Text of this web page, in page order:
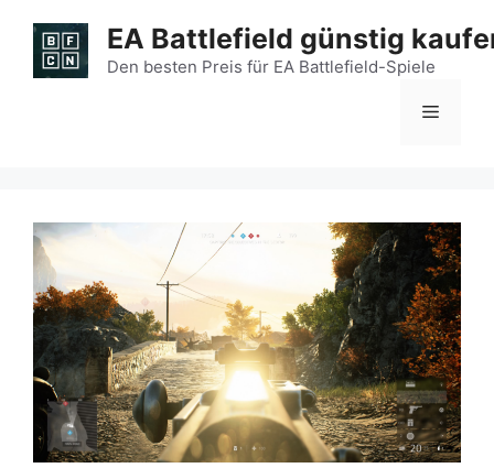
Inhalt
springen
EA Battlefield günstig
Den besten Preis für EA Battlefield-Spiele
Menü